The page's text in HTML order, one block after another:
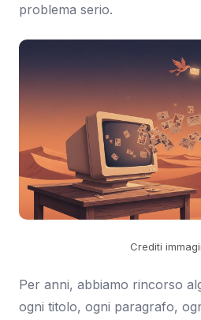
problema serio.
Crediti
Per anni, abbiamo rincorso
ogni titolo, ogni paragrafo,